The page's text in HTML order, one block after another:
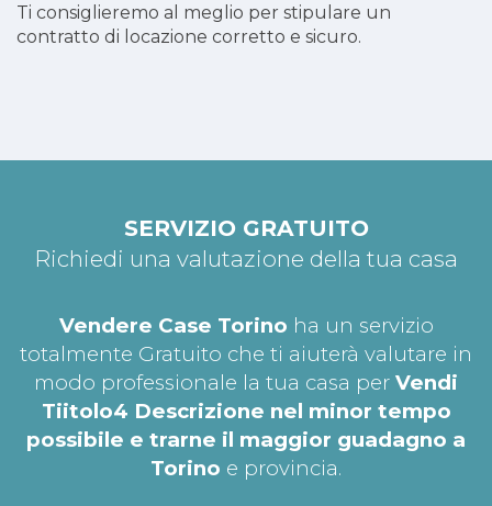
Ti consiglieremo al meglio per stipulare un
contratto di locazione corretto e sicuro.
SERVIZIO GRATUITO
Richiedi una valutazione della tua casa
Vendere Case Torino ha un servizio
totalmente Gratuito che ti aiuterà valutare in
modo professionale la tua casa per Vendi
Tiitolo4 Descrizione nel minor tempo
possibile e trarne il maggior guadagno a
Torino e provincia.